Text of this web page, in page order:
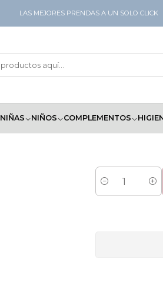
NIÑAS NIÑOS COMPLEMENTOS
LAS MEJORES PRENDAS A UN SOLO CLICK
Cantidad